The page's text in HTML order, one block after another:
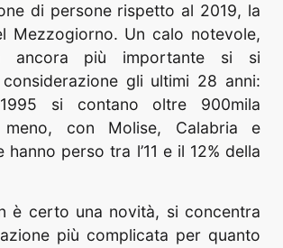
di persone rispetto al 2019, la
Mezzogiorno. Un calo notevole,
ancora più importante si si
gli ultimi 28 anni:
si contano oltre 900mila
con Molise, Calabria e
hanno perso tra l’11 e il 12% della
è certo una novità, si concentra
più complicata per quanto